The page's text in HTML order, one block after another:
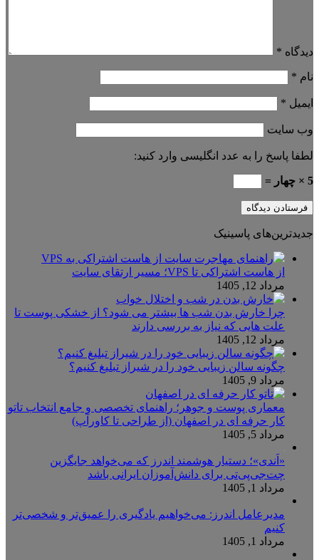
دیدگاه *
نام *
ایمیل *
وب‌ سایت
لطفا پاسخ را به عدد انگلیسی وارد کنید:
5 × چهار =
جدیدترین‌های پاسینیک
از هاست اشتراکی تا VPS؛ مسیر ارتقای سایت
مرداد 12, 1405
چرا خارش بدن شب ها بیشتر می شود؟ از خشکی پوست تا
علت هایی که نیاز به بررسی دارند
مرداد 12, 1405
چگونه سالن زیبایی خود را در شیراز تبلیغ کنیم؟
مرداد 9, 1405
معماری پوست و جوهر؛ راهنمای تخصصی و جامع انتخاب تاتو
کار حرفه ای در اصفهان (از طراحی تا کاورآپ)
مرداد 5, 1405
«اَندی»؛ دستیار هوشمند اندرز که می‌خواهد جایگزین
چت‌جی‌پی‌تی برای دانش‌آموزان ایرانی باشد
مرداد 1, 1405
مدیرعامل اندرز: می‌خواهیم یادگیری را عمیق‌تر و شخصی‌تر
کنیم
مرداد 1, 1405